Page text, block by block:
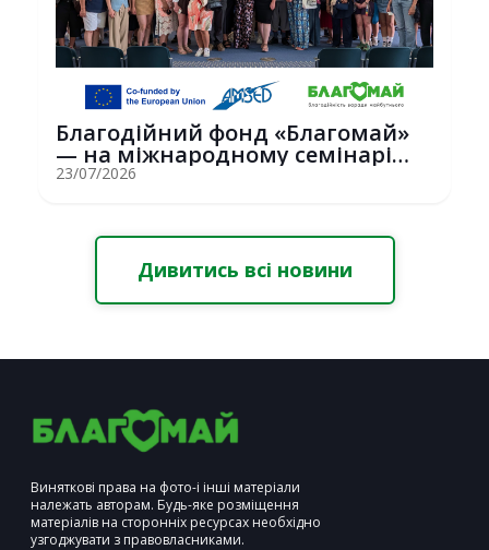
Благодійний фонд «Благомай»
— на міжнародному семінарі
Erasmus+ у С...
23/07/2026
Дивитись всі новини
Виняткові права на фото-і інші матеріали
належать авторам. Будь-яке розміщення
матеріалів на сторонніх ресурсах необхідно
узгоджувати з правовласниками.